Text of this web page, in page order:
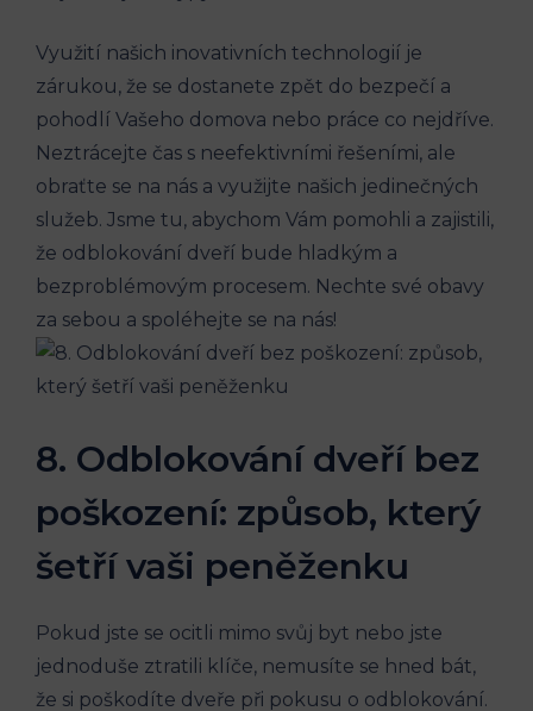
Využití našich inovativních technologií je
zárukou, že se dostanete ⁢zpět do bezpečí‌ a
pohodlí Vašeho domova nebo práce ‌co nejdříve.
Neztrácejte čas s neefektivními řešeními, ale
obraťte se‌ na nás a využijte našich jedinečných​
služeb.⁤ Jsme⁢ tu, abychom ​Vám⁤ pomohli a zajistili,
že odblokování dveří bude​ hladkým ​a
bezproblémovým procesem.​ Nechte své obavy
za sebou a spoléhejte se na nás!
8. Odblokování dveří bez
poškození: způsob, který
šetří vaši ‌peněženku
Pokud‌ jste‌ se ocitli mimo svůj ⁣byt ⁤nebo jste⁤
jednoduše ztratili klíče, nemusíte​ se hned bát,
že si poškodíte dveře při ​pokusu o odblokování.